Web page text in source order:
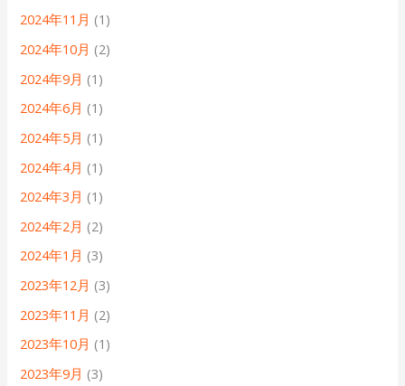
2024年11月 (1)
2024年10月 (2)
2024年9月 (1)
2024年6月 (1)
2024年5月 (1)
2024年4月 (1)
2024年3月 (1)
2024年2月 (2)
2024年1月 (3)
2023年12月 (3)
2023年11月 (2)
2023年10月 (1)
2023年9月 (3)